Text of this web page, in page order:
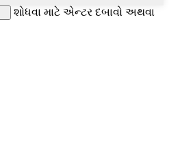
શોધવા માટે એન્ટર દબાવો અથવા